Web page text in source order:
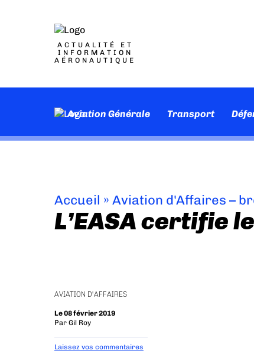
ACTUALITÉ ET
INFORMATION
AÉRONAUTIQUE
Aviation Générale Transport
Accueil » Aviation d'Affaires –
L’EASA certifie
AVIATION D'AFFAIRES
Le 08 février 2019
Par Gil Roy
Laissez vos commentaires